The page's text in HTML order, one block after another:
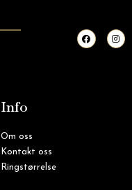
F
a
c
I
n
s
Info
Om oss
Kontakt oss
Ringstørrelse